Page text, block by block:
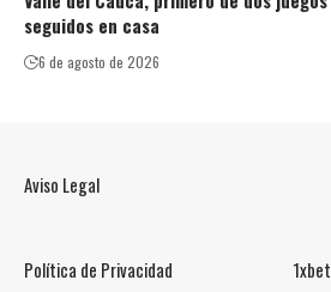
seguidos en casa
6 de agosto de 2026
Aviso Legal
Política de Privacidad 1xbet